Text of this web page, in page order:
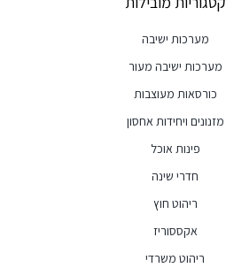
מערכות ישיבה
מערכות ישיבה מעור
כורסאות מעוצבות
מזנונים ויחידות אחסון
פינות אוכל
חדרי שינה
ריהוט חוץ
אקססוריז
ריהוט משרדי